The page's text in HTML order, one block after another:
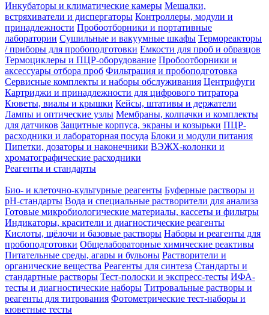
Инкубаторы и климатические камеры Мешалки,
встряхиватели и диспергаторы Контроллеры, модули и
принадлежности Пробоотборники и портативные
лаборатории Сушильные и вакуумные шкафы Термореакторы
/ приборы для пробоподготовки Емкости для проб и образцов
Термоциклеры и ПЦР-оборудование Пробоотборники и
аксессуары отбора проб Фильтрация и пробоподготовка
Сервисные комплекты и наборы обслуживания Центрифуги
Картриджи и принадлежности для цифрового титратора
Кюветы, виалы и крышки Кейсы, штативы и держатели
Лампы и оптические узлы Мембраны, колпачки и комплекты
для датчиков Защитные корпуса, экраны и козырьки ПЦР-
расходники и лабораторная посуда Блоки и модули питания
Пипетки, дозаторы и наконечники ВЭЖХ-колонки и
хроматографические расходники
Реагенты и стандарты
Био- и клеточно-культурные реагенты Буферные растворы и
pH-стандарты Вода и специальные растворители для анализа
Готовые микробиологические материалы, кассеты и фильтры
Индикаторы, красители и диагностические реагенты
Кислоты, щёлочи и базовые растворы Наборы и реагенты для
пробоподготовки Общелабораторные химические реактивы
Питательные среды, агары и бульоны Растворители и
органические вещества Реагенты для синтеза Стандарты и
стандартные растворы Тест-полоски и экспресс-тесты ИФА-
тесты и диагностические наборы Титровальные растворы и
реагенты для титрования Фотометрические тест-наборы и
кюветные тесты